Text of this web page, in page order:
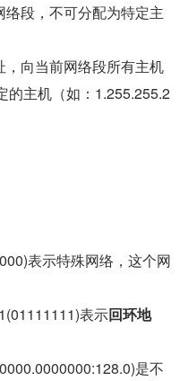
络段，不可分配为特定主
，向当前网络段所有主机
的主机（如：1.255.255.2
表示特殊网络，这个网
表示回环地
是不